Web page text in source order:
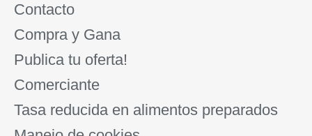
Contacto
Compra y Gana
Publica tu oferta!
Comerciante
Tasa reducida en alimentos preparados